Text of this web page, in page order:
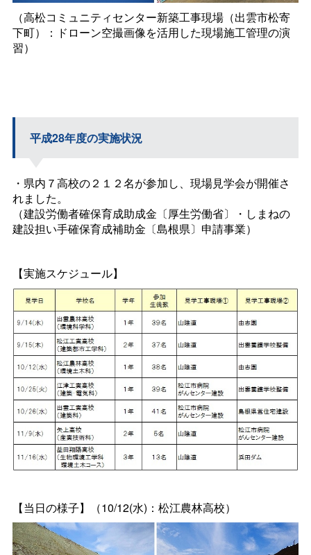
（高松コミュニティセンター新築工事現場（出雲市松寄
下町）：ドローン空撮画像を活用した現場施工管理の演
習）
平成28年度の実施状況
・県内７高校の２１２名が参加し、現場見学会が開催さ
れました。
（建設労働者確保育成助成金〔厚生労働省〕・しまねの
建設担い手確保育成補助金〔島根県〕申請事業）
【実施スケジュール】
【当日の様子】（10/12(水)：松江農林高校）